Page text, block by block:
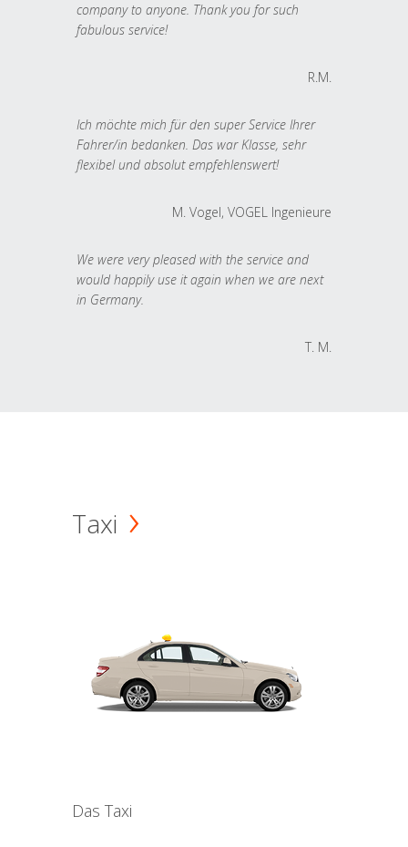
company to anyone. Thank you for such
fabulous service!
R.M.
Ich möchte mich für den super Service Ihrer
Fahrer/in bedanken. Das war Klasse, sehr
flexibel und absolut empfehlenswert!
M. Vogel, VOGEL Ingenieure
We were very pleased with the service and
would happily use it again when we are next
in Germany.
T. M.
Taxi
Das Taxi